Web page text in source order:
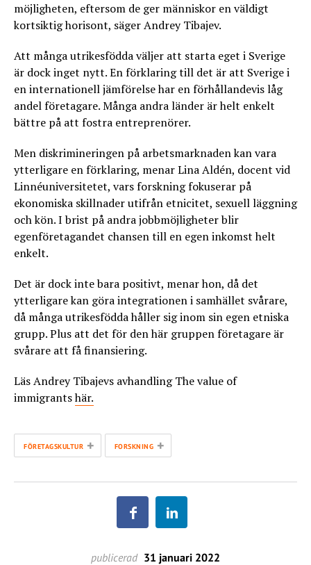
möjligheten, eftersom de ger människor en väldigt
kortsiktig horisont, säger Andrey Tibajev.
Att många utrikesfödda väljer att starta eget i Sverige
är dock inget nytt. En förklaring till det är att Sverige i
en internationell jämförelse har en förhållandevis låg
andel företagare. Många andra länder är helt enkelt
bättre på att fostra entreprenörer.
Men diskrimineringen på arbetsmarknaden kan vara
ytterligare en förklaring, menar Lina Aldén, docent vid
Linnéuniversitetet, vars forskning fokuserar på
ekonomiska skillnader utifrån etnicitet, sexuell läggning
och kön. I brist på andra jobbmöjligheter blir
egenföretagandet chansen till en egen inkomst helt
enkelt.
Det är dock inte bara positivt, menar hon, då det
ytterligare kan göra integrationen i samhället svårare,
då många utrikesfödda håller sig inom sin egen etniska
grupp. Plus att det för den här gruppen företagare är
svårare att få finansiering.
Läs Andrey Tibajevs avhandling The value of
immigrantshär.
FÖRETAGSKULTUR + FORSKNING +
publicerad 31 januari 2022